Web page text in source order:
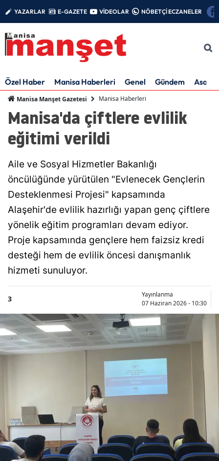
YAZARLAR E-GAZETE VİDEOLAR NÖBETÇİ ECZANELER
Özel Haber Manisa Haberleri Genel Gündem Asayiş
Manisa Manşet Gazetesi Manisa Haberleri
Manisa'da çiftlere evlilik
eğitimi verildi
Aile ve Sosyal Hizmetler Bakanlığı
öncülüğünde yürütülen "Evlenecek Gençlerin
Desteklenmesi Projesi" kapsamında
Alaşehir'de evlilik hazırlığı yapan genç çiftlere
yönelik eğitim programları devam ediyor.
Proje kapsamında gençlere hem faizsiz kredi
desteği hem de evlilik öncesi danışmanlık
hizmeti sunuluyor.
3
Yayınlanma
07 Haziran 2026 - 10:30